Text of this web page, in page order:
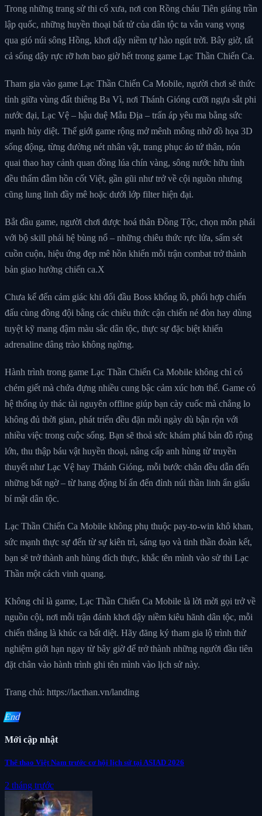
Trong những trang sử thi cổ xưa, nơi con Rồng cháu Tiên giáng trần
lập quốc, những huyền thoại bất tử của dân tộc ta vẫn vang vọng
qua gió núi sông Hồng, khơi dậy niềm tự hào ngút trời. Bây giờ, tất
cả sống dậy rực rỡ hơn bao giờ hết trong game Lạc Thần Chiến Ca.
Tham gia vào game Lạc Thần Chiến Ca Mobile, người chơi sẽ thức
tỉnh giữa vùng đất thiêng Ba Vì, nơi Thánh Gióng cưỡi ngựa sắt phi
nước đại, Lạc Vệ – hậu duệ Mẫu Địa – trấn áp yêu ma bằng sức
mạnh hủy diệt. Thế giới game rộng mở mênh mông nhờ đồ họa 3D
sống động, từng đường nét nhân vật, trang phục áo tứ thân, nón
quai thao hay cảnh quan đồng lúa chín vàng, sông nước hữu tình
đều thấm đẫm hồn cốt Việt, gần gũi như trở về cội nguồn nhưng
cũng lung linh đầy mê hoặc dưới lớp filter hiện đại.
Bắt đầu game, người chơi được hoá thân Đồng Tộc, chọn môn phái
với bộ skill phái hệ bùng nổ – những chiêu thức rực lửa, sấm sét
cuồn cuộn, hiệu ứng đẹp mê hồn khiến mỗi trận combat trở thành
bản giao hưởng chiến ca.X
Chưa kể đến cảm giác khi đối đầu Boss khổng lồ, phối hợp chiến
đấu cùng đồng đội bằng các chiêu thức cận chiến né đòn hay dùng
tuyệt kỹ mang đậm màu sắc dân tộc, thực sự đặc biệt khiến
adrenaline dâng trào không ngừng.
Hành trình trong game Lạc Thần Chiến Ca Mobile không chỉ có
chém giết mà chứa đựng nhiều cung bậc cảm xúc hơn thế. Game có
hệ thống ủy thác tài nguyên offline giúp bạn cày cuốc mà chẳng lo
không đủ thời gian, phát triển đều đặn mỗi ngày dù bận rộn với
nhiều việc trong cuộc sống. Bạn sẽ thoả sức khám phá bản đồ rộng
lớn, thu thập báu vật huyền thoại, nâng cấp anh hùng từ truyền
thuyết như Lạc Vệ hay Thánh Gióng, mỗi bước chân đều dẫn đến
những bất ngờ – từ hang động bí ẩn đến đỉnh núi thần linh ẩn giấu
bí mật dân tộc.
Lạc Thần Chiến Ca Mobile không phụ thuộc pay-to-win khô khan,
sức mạnh thực sự đến từ sự kiên trì, sáng tạo và tinh thần đoàn kết,
bạn sẽ trở thành anh hùng đích thực, khắc tên mình vào sử thi Lạc
Thần một cách vinh quang.
Không chỉ là game, Lạc Thần Chiến Ca Mobile là lời mời gọi trở về
nguồn cội, nơi mỗi trận đánh khơi dậy niềm kiêu hãnh dân tộc, mỗi
chiến thắng là khúc ca bất diệt. Hãy đăng ký tham gia lộ trình thử
nghiệm giới hạn ngay từ bây giờ để trở thành những người đầu tiên
đặt chân vào hành trình ghi tên mình vào lịch sử này.
Trang chủ: https://lacthan.vn/landing
End
Mới cập nhật
Thể thao Việt Nam trước cơ hội lịch sử tại ASIAD 2026
2 tháng trước